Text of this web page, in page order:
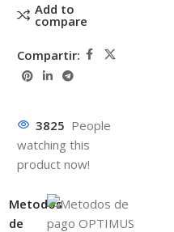
Add to
compare
Compartir:
3825 People
watching this
product now!
Metodos
de